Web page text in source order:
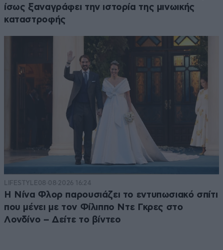
ίσως ξαναγράφει την ιστορία της μινωικής
καταστροφής
LIFESTYLE08·08·2026 16:24
Η Νίνα Φλορ παρουσιάζει το εντυπωσιακό σπίτι
που μένει με τον Φίλιππο Ντε Γκρες στο
Λονδίνο – Δείτε το βίντεο